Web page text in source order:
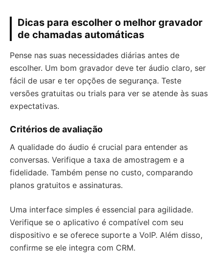
Dicas para escolher o melhor gravador
de chamadas automáticas
Pense nas suas necessidades diárias antes de
escolher. Um bom gravador deve ter áudio claro, ser
fácil de usar e ter opções de segurança. Teste
versões gratuitas ou trials para ver se atende às suas
expectativas.
Critérios de avaliação
A qualidade do áudio é crucial para entender as
conversas. Verifique a taxa de amostragem e a
fidelidade. Também pense no custo, comparando
planos gratuitos e assinaturas.
Uma interface simples é essencial para agilidade.
Verifique se o aplicativo é compatível com seu
dispositivo e se oferece suporte a VoIP. Além disso,
confirme se ele integra com CRM.